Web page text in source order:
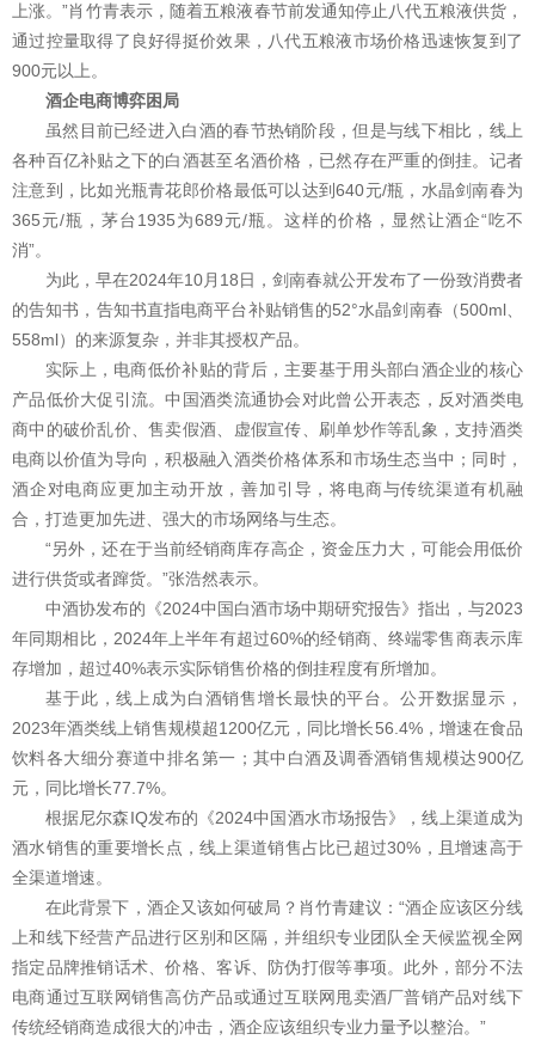
上涨。”肖竹青表示，随着五粮液春节前发通知停止八代五粮液供货，
通过控量取得了良好得挺价效果，八代五粮液市场价格迅速恢复到了
900元以上。
酒企电商博弈困局
虽然目前已经进入白酒的春节热销阶段，但是与线下相比，线上
各种百亿补贴之下的白酒甚至名酒价格，已然存在严重的倒挂。记者
注意到，比如光瓶青花郎价格最低可以达到640元/瓶，水晶剑南春为
365元/瓶，茅台1935为689元/瓶。这样的价格，显然让酒企“吃不
消”。
为此，早在2024年10月18日，剑南春就公开发布了一份致消费者
的告知书，告知书直指电商平台补贴销售的52°水晶剑南春（500ml、
558ml）的来源复杂，并非其授权产品。
实际上，电商低价补贴的背后，主要基于用头部白酒企业的核心
产品低价大促引流。中国酒类流通协会对此曾公开表态，反对酒类电
商中的破价乱价、售卖假酒、虚假宣传、刷单炒作等乱象，支持酒类
电商以价值为导向，积极融入酒类价格体系和市场生态当中；同时，
酒企对电商应更加主动开放，善加引导，将电商与传统渠道有机融
合，打造更加先进、强大的市场网络与生态。
“另外，还在于当前经销商库存高企，资金压力大，可能会用低价
进行供货或者蹿货。”张浩然表示。
中酒协发布的《2024中国白酒市场中期研究报告》指出，与2023
年同期相比，2024年上半年有超过60%的经销商、终端零售商表示库
存增加，超过40%表示实际销售价格的倒挂程度有所增加。
基于此，线上成为白酒销售增长最快的平台。公开数据显示，
2023年酒类线上销售规模超1200亿元，同比增长56.4%，增速在食品
饮料各大细分赛道中排名第一；其中白酒及调香酒销售规模达900亿
元，同比增长77.7%。
根据尼尔森IQ发布的《2024中国酒水市场报告》，线上渠道成为
酒水销售的重要增长点，线上渠道销售占比已超过30%，且增速高于
全渠道增速。
在此背景下，酒企又该如何破局？肖竹青建议：“酒企应该区分线
上和线下经营产品进行区别和区隔，并组织专业团队全天候监视全网
指定品牌推销话术、价格、客诉、防伪打假等事项。此外，部分不法
电商通过互联网销售高仿产品或通过互联网甩卖酒厂普销产品对线下
传统经销商造成很大的冲击，酒企应该组织专业力量予以整治。”